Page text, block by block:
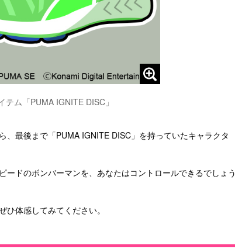
テム「PUMA IGNITE DISC」
、最後まで「PUMA IGNITE DISC」を持っていたキャラクタ
ードのボンバーマンを、あなたはコントロールできるでしょう
ひ体感してみてください。